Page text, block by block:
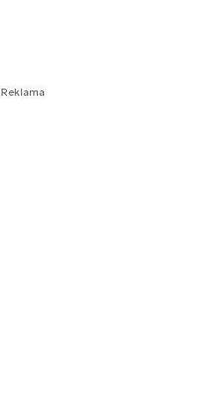
Reklama